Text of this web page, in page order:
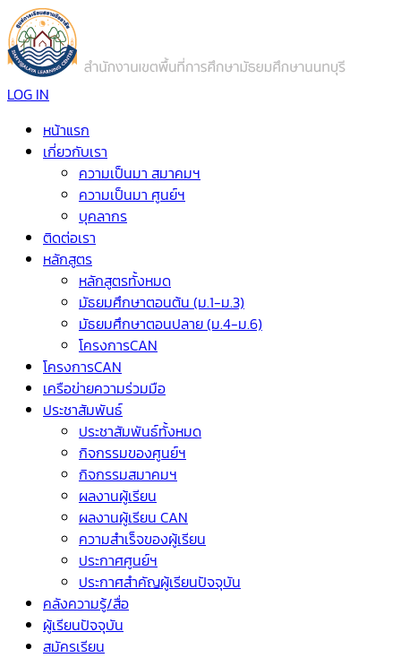
LOG IN
หน้าแรก
เกี่ยวกับเรา
ความเป็นมา สมาคมฯ
ความเป็นมา ศูนย์ฯ
บุคลากร
ติดต่อเรา
หลักสูตร
หลักสูตรทั้งหมด
มัธยมศึกษาตอนต้น (ม.1-ม.3)
มัธยมศึกษาตอนปลาย (ม.4-ม.6)
โครงการCAN
โครงการCAN
เครือข่ายความร่วมมือ
ประชาสัมพันธ์
ประชาสัมพันธ์ทั้งหมด
กิจกรรมของศูนย์ฯ
กิจกรรมสมาคมฯ
ผลงานผู้เรียน
ผลงานผู้เรียน CAN
ความสำเร็จของผู้เรียน
ประกาศศูนย์ฯ
ประกาศสำคัญผู้เรียนปัจจุบัน
คลังความรู้/สื่อ
ผู้เรียนปัจจุบัน
สมัครเรียน